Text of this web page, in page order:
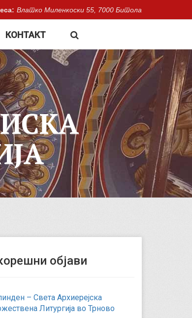
Влатко Миленкоски 55, 7000 Битола
КОНТАКТ
објави
– Света Архиерејска
Литургија во Трново